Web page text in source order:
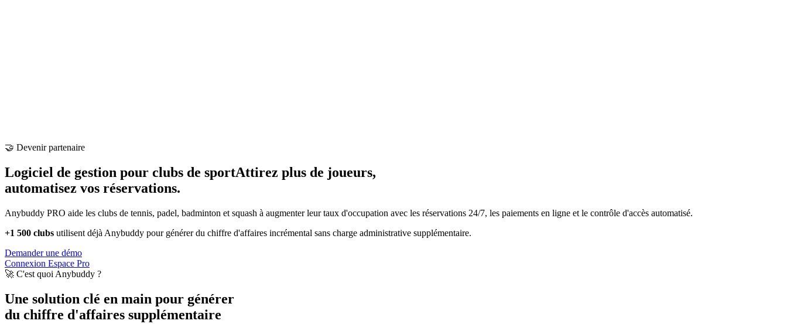
🤝 Devenir partenaire
Logiciel de gestion pour clubs de sportAttirez plus de joueurs,
automatisez vos réservations.
Anybuddy PRO aide les clubs de tennis, padel, badminton et squash à augmenter leur taux d'occupation avec les réservations 24/7, les paiements en ligne et le contrôle d'accès automatisé.
+1 500 clubs utilisent déjà Anybuddy pour générer du chiffre d'affaires incrémental sans charge administrative supplémentaire.
Demander une démo
Connexion Espace Pro
🚀 C'est quoi Anybuddy ?
Une solution clé en main pour générer
du chiffre d'affaires supplémentaire